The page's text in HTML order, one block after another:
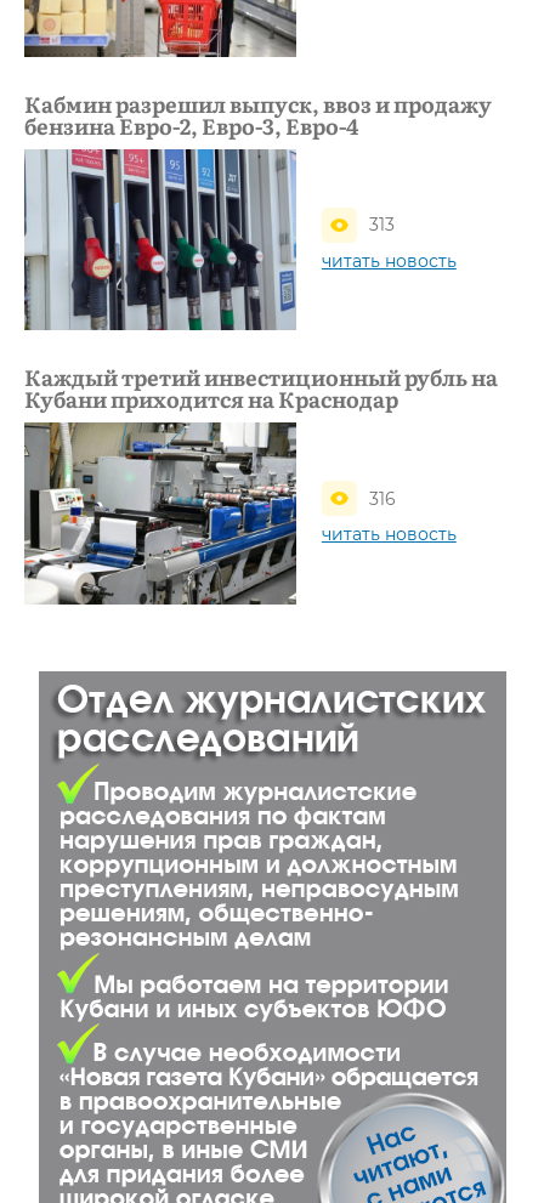
Кабмин разрешил выпуск, ввоз и продажу
бензина Евро-2, Евро-3, Евро-4
313
читать новость
Каждый третий инвестиционный рубль на
Кубани приходится на Краснодар
316
читать новость